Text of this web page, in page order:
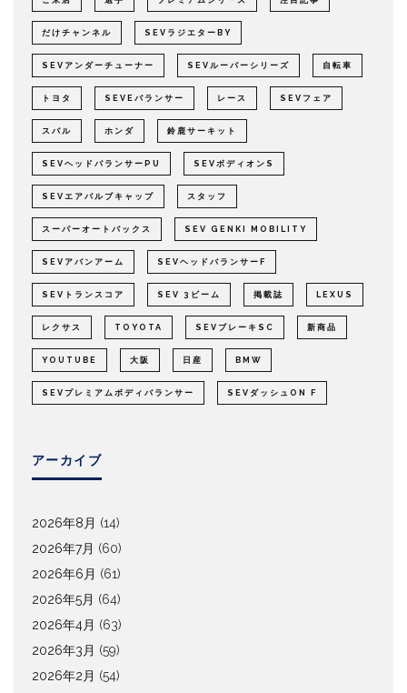
だけチャンネル SEVラジエターBY
SEVアンダーチューナー SEVルーパーシリーズ 自転車
トヨタ SEVEバランサー レース SEVフェア
スバル ホンダ 鈴鹿サーキット
SEVヘッドバランサーPU SEVボディオンS
SEVエアバルブキャップ スタッフ
スーパーオートバックス SEV GENKI MOBILITY
SEVアバンアーム SEVヘッドバランサーF
SEVトランスコア SEV 3ビーム 掲載誌 LEXUS
レクサス TOYOTA SEVブレーキSC 新商品
YOUTUBE 大阪 日産 BMW
SEVプレミアムボディバランサー SEVダッシュON F
アーカイブ
2026年8月 (14)
2026年7月 (60)
2026年6月 (61)
2026年5月 (64)
2026年4月 (63)
2026年3月 (59)
2026年2月 (54)